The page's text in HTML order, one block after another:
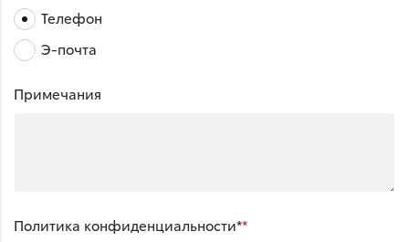
Телефон
Э-почта
Примечания
Политика конфиденциальности*